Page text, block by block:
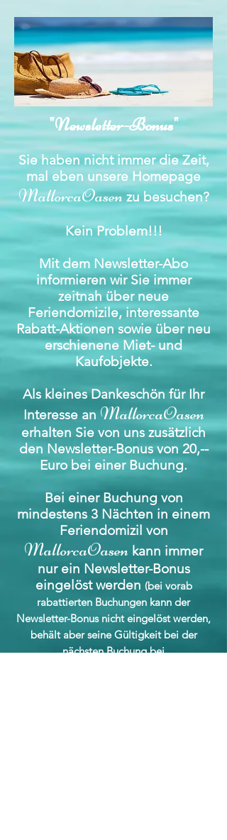
"Newsletter-Bonus"
Sie haben nicht immer die Zeit,
mal eben unsere Homepage
MallorcaOasen zu besuchen?
Kein Problem!!!
Mit dem Newsletter-Abo
informieren wir Sie immer
zeitnah über neue
Feriendomizile, interessante
Rabatt-Aktionen sowie über neu
erschienene Miet- und
Kaufobjekte.
Als kleines Dankeschön für Ihr
Interesse an MallorcaOasen
erhalten Sie von uns zusätzlich
den Newsletter-Bonus von 20,--
Euro bei einer Buchung.
Bei einer Buchung von
mindestens 3 Nächten in einem
Feriendomizil von
MallorcaOasen kann immer
nur ein Newsletter-Bonus
eingelöst werden (bei vorab
rabattierten Buchungen kann der
Newsletter-Bonus nicht eingelöst werden,
behält aber seine Gültigkeit bei der
nächsten Buchung bei